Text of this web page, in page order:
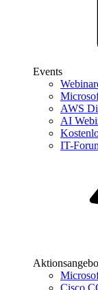
Events
AWS
AI
IT-
Cisco